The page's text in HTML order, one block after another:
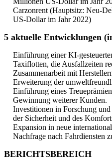
Carzonrent (Hauptsitz: Neu-
US-Dollar im Jahr 2022)
5 aktuelle Entwicklungen
Einführung einer KI-
Taxiflotten, die Ausfallzeiten
Zusammenarbeit mit
Erweiterung der
Einführung eines
Gewinnung weiterer Kunden.
Investitionen in Forschung
der Sicherheit und des
Expansion in neue
Nachfrage nach Fahrdiensten
BERICHTSBEREICH